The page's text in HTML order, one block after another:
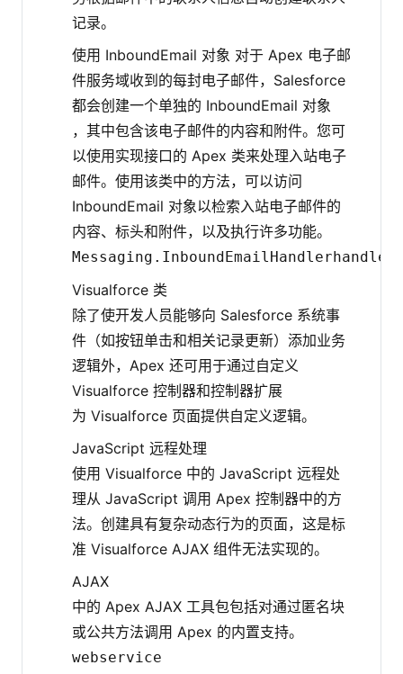
记录。
使用 InboundEmail 对象 对于 Apex 电子邮
件服务域收到的每封电子邮件，Salesforce
都会创建一个单独的 InboundEmail 对象
，其中包含该电子邮件的内容和附件。您可
以使用实现接口的 Apex 类来处理入站电子
邮件。使用该类中的方法，可以访问
InboundEmail 对象以检索入站电子邮件的
内容、标头和附件，以及执行许多功能。
Visualforce 类
除了使开发人员能够向 Salesforce 系统事
件（如按钮单击和相关记录更新）添加业务
逻辑外，Apex 还可用于通过自定义
Visualforce 控制器和控制器扩展
为 Visualforce 页面提供自定义逻辑。
JavaScript 远程处理
使用 Visualforce 中的 JavaScript 远程处
理从 JavaScript 调用 Apex 控制器中的方
法。创建具有复杂动态行为的页面，这是标
准 Visualforce AJAX 组件无法实现的。
AJAX
中的 Apex AJAX 工具包包括对通过匿名块
或公共方法调用 Apex 的内置支持。
webservice